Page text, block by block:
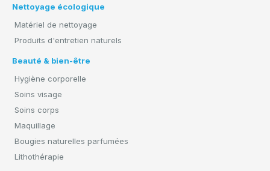
Nettoyage écologique
Matériel de nettoyage
Produits d'entretien naturels
Beauté & bien-être
Hygiène corporelle
Soins visage
Soins corps
Maquillage
Bougies naturelles parfumées
Lithothérapie